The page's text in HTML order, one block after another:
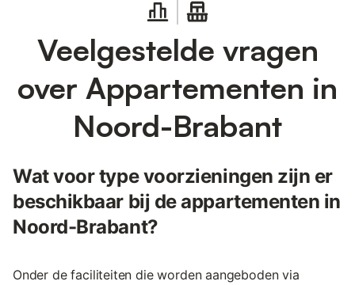
Veelgestelde vragen
over Appartementen in
Noord-Brabant
Wat voor type voorzieningen zijn er
beschikbaar bij de appartementen in
Noord-Brabant?
Onder de faciliteiten die worden aangeboden via